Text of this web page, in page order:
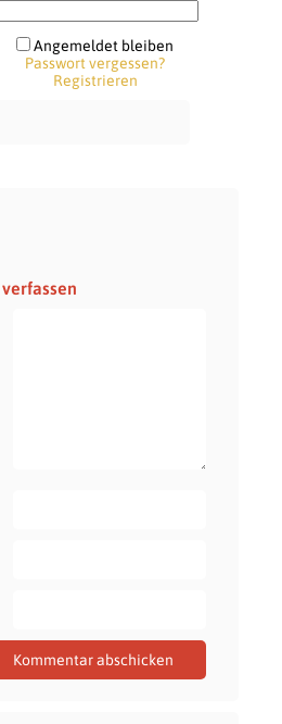
Angemeldet bleiben
Passwort vergessen?
Registrieren